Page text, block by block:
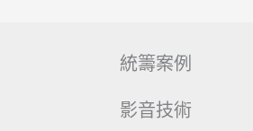
統籌案例
影音技術